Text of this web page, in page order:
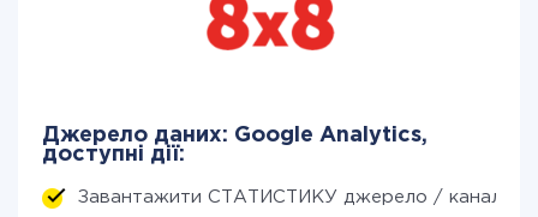
Джерело даних: Google Analytics,
доступні дії:
Завантажити СТАТИСТИКУ джерело / канал (за